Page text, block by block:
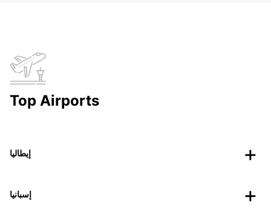
Top Airports
إيطاليا
إسبانيا